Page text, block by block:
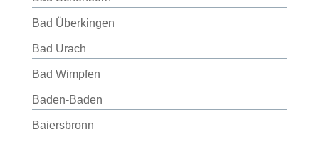
Bad Überkingen
Bad Urach
Bad Wimpfen
Baden-Baden
Baiersbronn